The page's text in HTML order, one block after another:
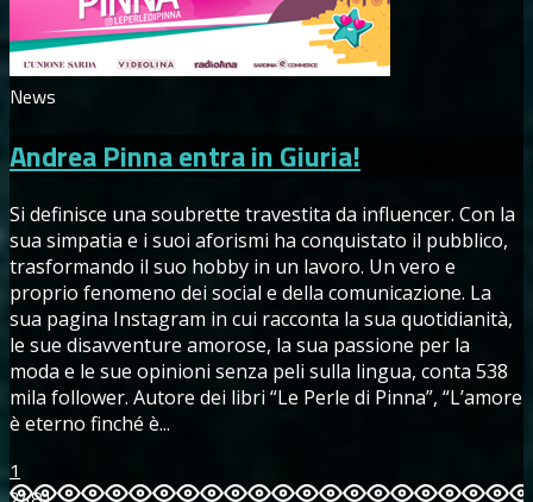
News
Andrea Pinna entra in Giuria!
Si definisce una soubrette travestita da influencer. Con la
sua simpatia e i suoi aforismi ha conquistato il pubblico,
trasformando il suo hobby in un lavoro. Un vero e
proprio fenomeno dei social e della comunicazione. La
sua pagina Instagram in cui racconta la sua quotidianità,
le sue disavventure amorose, la sua passione per la
moda e le sue opinioni senza peli sulla lingua, conta 538
mila follower. Autore dei libri “Le Perle di Pinna”, “L’amore
è eterno finché è...
1